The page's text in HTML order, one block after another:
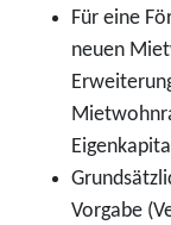
Für eine
neuen
Vorgabe